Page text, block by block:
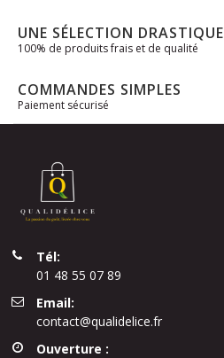
UNE SÉLECTION DRASTIQUE
100% de produits frais et de qualité
COMMANDES SIMPLES
Paiement sécurisé
Tél:
01 48 55 07 89
Email:
contact@qualidelice.fr
Ouverture :